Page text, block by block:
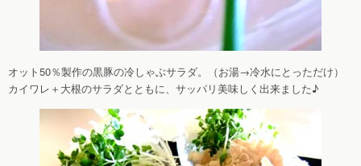
オット50％製作の黒豚の冷しゃぶサラダ。（お湯→冷水にとっただけ）
カイワレ＋大根のサラダとともに、サッパリ美味しく出来ました♪